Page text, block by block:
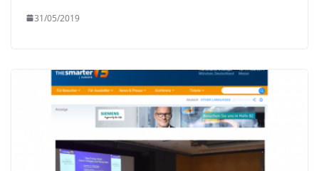
31/05/2019